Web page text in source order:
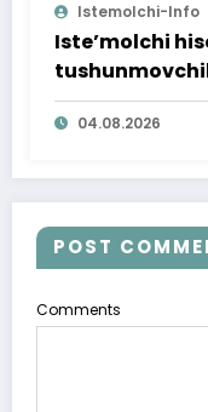
Istemolchi-Info
Iste’molchi
qilindi
04.08.2026
POST
Comments